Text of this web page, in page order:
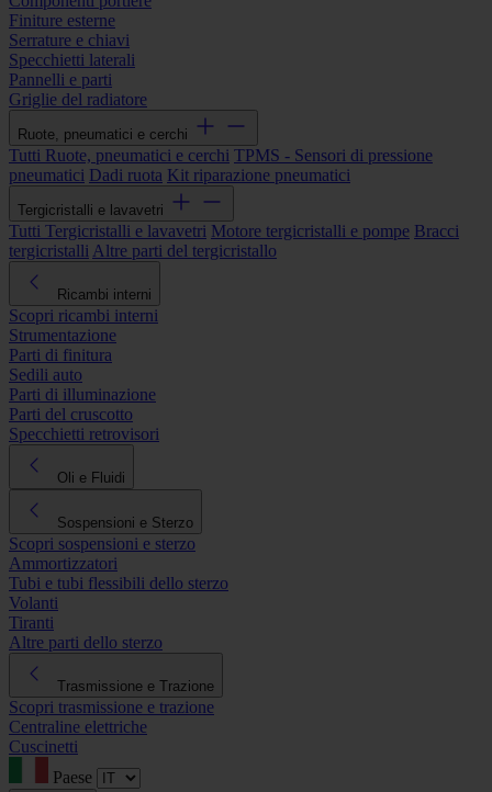
Finiture esterne
Serrature e chiavi
Specchietti laterali
Pannelli e parti
Griglie del radiatore
Ruote, pneumatici e cerchi
Tutti Ruote, pneumatici e cerchi TPMS - Sensori di pressione
pneumatici Dadi ruota Kit riparazione pneumatici
Tergicristalli e lavavetri
Tutti Tergicristalli e lavavetri Motore tergicristalli e pompe Bracci
tergicristalli Altre parti del tergicristallo
Ricambi interni
Scopri ricambi interni
Strumentazione
Parti di finitura
Sedili auto
Parti di illuminazione
Parti del cruscotto
Specchietti retrovisori
Oli e Fluidi
Sospensioni e Sterzo
Scopri sospensioni e sterzo
Ammortizzatori
Tubi e tubi flessibili dello sterzo
Volanti
Tiranti
Altre parti dello sterzo
Trasmissione e Trazione
Scopri trasmissione e trazione
Centraline elettriche
Cuscinetti
Paese